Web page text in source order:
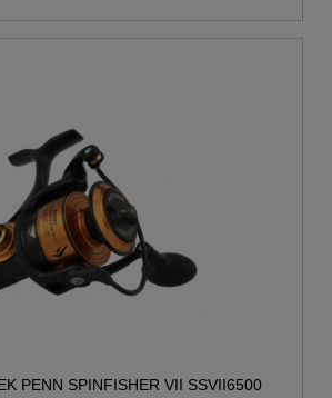
PENN SPINFISHER VII SSVII6500